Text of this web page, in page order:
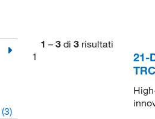
(3)
1 – 3 di 3 risultati
1
21-
TRC